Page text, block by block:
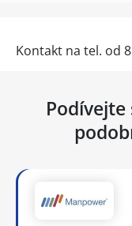
Kontakt na tel. od